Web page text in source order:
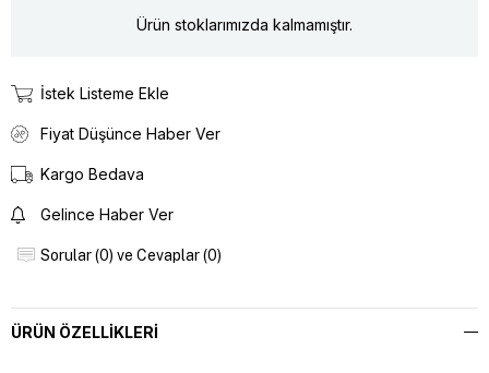
Ürün stoklarımızda kalmamıştır.
İstek Listeme Ekle
Fiyat Düşünce Haber Ver
Kargo Bedava
Gelince Haber Ver
Sorular (0) ve Cevaplar (0)
ÜRÜN ÖZELLIKLERI